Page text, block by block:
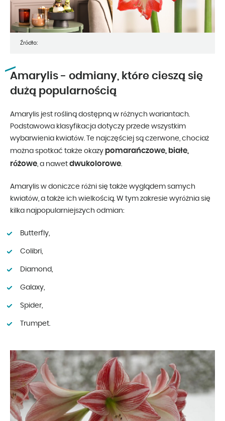
Źródło:
Amarylis - odmiany, które cieszą się
dużą popularnością
Amarylis jest rośliną dostępną w różnych wariantach.
Podstawowa klasyfikacja dotyczy przede wszystkim
wybarwienia kwiatów. Te najczęściej są czerwone, chociaż
można spotkać także okazy pomarańczowe, białe,
różowe, a nawet dwukolorowe.
Amarylis w doniczce różni się także wyglądem samych
kwiatów, a także ich wielkością. W tym zakresie wyróżnia się
kilka najpopularniejszych odmian:
Butterfly,
Colibri,
Diamond,
Galaxy,
Spider,
Trumpet.